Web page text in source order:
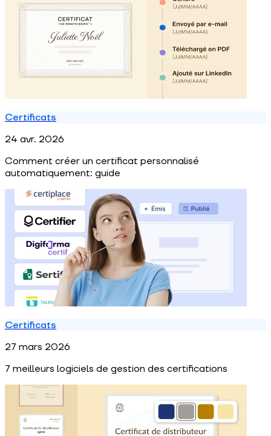
Certificats
24 avr. 2026
Comment créer un certificat personnalisé
automatiquement: guide
Certificats
27 mars 2026
7 meilleurs logiciels de gestion des certifications